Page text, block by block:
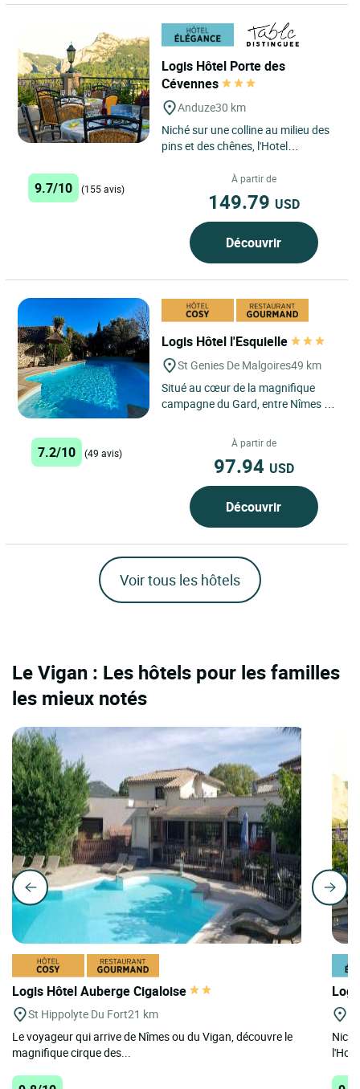
Logis Hôtel Porte des
Cévennes
Anduze30 km
Niché sur une colline au milieu des
pins et des chênes, l'Hotel
Cévennes à Anduze offre une...
9.7/10 (155 avis)
À partir de
149.79 USD
Découvrir
Logis Hôtel l'Esquielle
St Genies De Malgoires49 km
Situé au cœur de la magnifique
campagne du Gard, entre Nîmes et
Saint-Geniès-de-Malgoirès...
7.2/10 (49 avis)
À partir de
97.94 USD
Découvrir
Voir tous les hôtels
Le Vigan : Les hôtels pour les familles
les mieux notés
Logis Hôtel Auberge Cigaloise
St Hippolyte Du Fort21 km
Le voyageur qui arrive de Nîmes ou du Vigan, découvre le
magnifique cirque des...